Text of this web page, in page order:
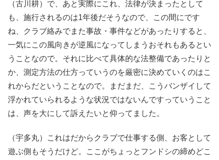
（古川耕）で、あと実際にこれ、法律が決まったとして
も、施行されるのは1年後だそうなので、この間にです
ね、クラブ絡みでまた事故・事件などがあったりすると、
一気にこの風向きが逆風になってしまうおそれもあるとい
うことなので。それに比べて具体的な法整備であったりと
か、測定方法の仕方っていうのを厳密に決めていくのはこ
れからだということなので。まだまだ、こうバンザイして
浮かれていられるような状況ではないんですっていうこと
は、声を大にして訴えたいと仰ってました。
（宇多丸）これはだからクラブで仕事する側、お客として
遊ぶ側もそうだけど。ここがちょっとフンドシの締めどこ